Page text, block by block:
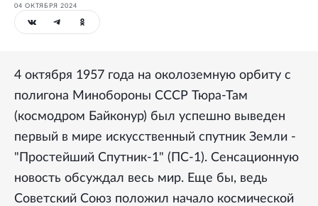
04 ОКТЯБРЯ 2024
4 октября 1957 года на околоземную орбиту с
полигона Минобороны СССР Тюра-Там
(космодром Байконур) был успешно выведен
первый в мире искусственный спутник Земли -
"Простейший Спутник-1" (ПС-1). Сенсационную
новость обсуждал весь мир. Еще бы, ведь
Советский Союз положил начало космической